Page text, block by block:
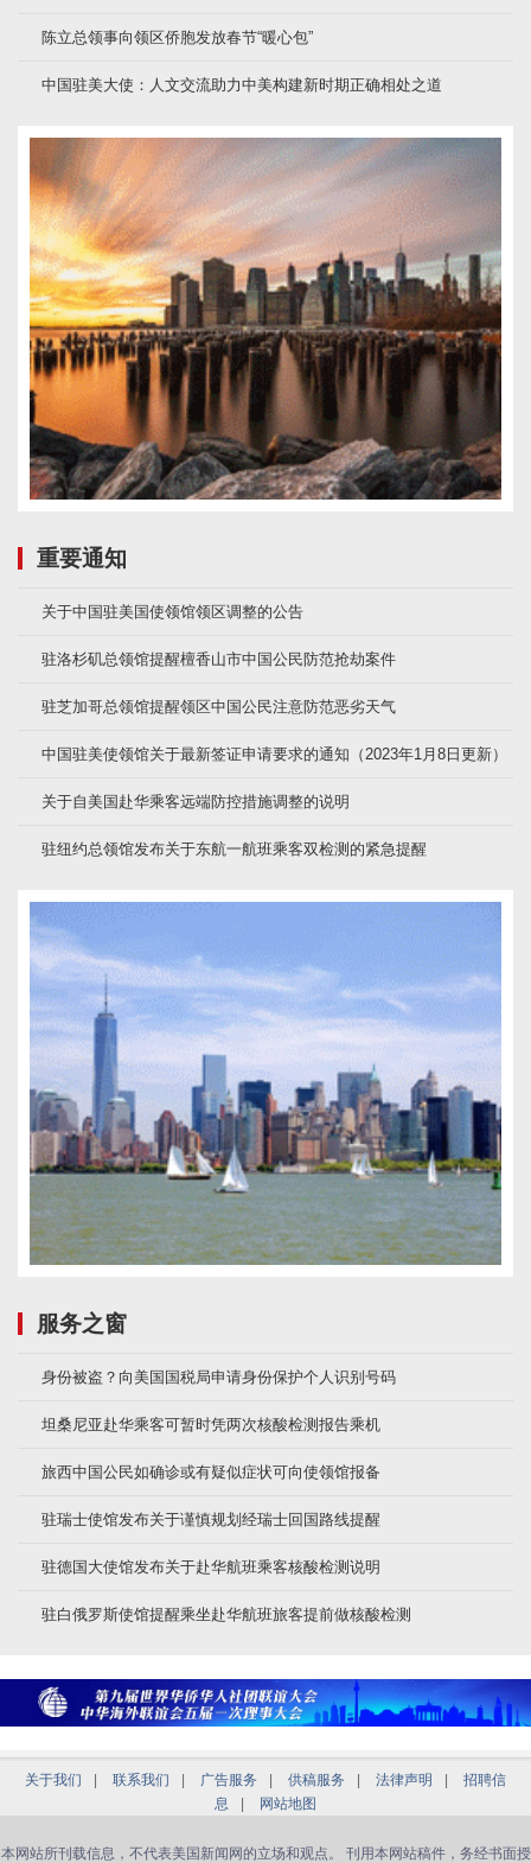
陈立总领事向领区侨胞发放春节“暖心包”
中国驻美大使：人文交流助力中美构建新时期正确相处之道
重要通知
关于中国驻美国使领馆领区调整的公告
驻洛杉矶总领馆提醒檀香山市中国公民防范抢劫案件
驻芝加哥总领馆提醒领区中国公民注意防范恶劣天气
中国驻美使领馆关于最新签证申请要求的通知（2023年1月8日更新）
关于自美国赴华乘客远端防控措施调整的说明
驻纽约总领馆发布关于东航一航班乘客双检测的紧急提醒
服务之窗
身份被盗？向美国国税局申请身份保护个人识别号码
坦桑尼亚赴华乘客可暂时凭两次核酸检测报告乘机
旅西中国公民如确诊或有疑似症状可向使领馆报备
驻瑞士使馆发布关于谨慎规划经瑞士回国路线提醒
驻德国大使馆发布关于赴华航班乘客核酸检测说明
驻白俄罗斯使馆提醒乘坐赴华航班旅客提前做核酸检测
关于我们 联系我们 广告服务 供稿服务 法律声明
招聘信
息
网站地图
本网站所刊载信息，不代表美国新闻网的立场和观点。 刊用本网站稿件，务经书面授